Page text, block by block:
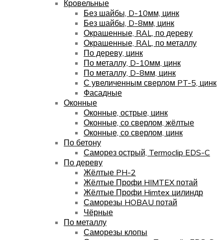
Кровельные
Без шайбы, D-10мм, цинк
Без шайбы, D-8мм, цинк
Окрашенные, RAL, по дереву
Окрашенные, RAL, по металлу
По дереву, цинк
По металлу, D-10мм, цинк
По металлу, D-8мм, цинк
С увеличенным сверлом PT-5, цинк
Фасадные
Оконные
Оконные, острые, цинк
Оконные, со сверлом, жёлтые
Оконные, со сверлом, цинк
По бетону
Саморез острый, Termoclip EDS-C
По дереву
Жёлтые PH-2
Жёлтые Профи HIMTEX потай
Жёлтые Профи Himtex цилиндр
Саморезы HOBAU потай
Чёрные
По металлу
Саморезы клопы